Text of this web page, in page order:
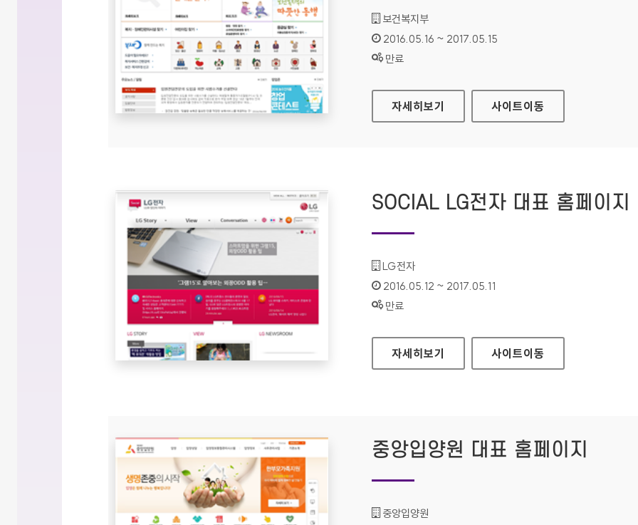
기관명 :
보건복지부
인증기간 :
2016.05.16 ~ 2017.05.15
상태 :
만료
보건복지부 대표 홈페이지
자세히보기 사이트이동
SOCIAL LG전자 대표 홈페이지
기관명 :
LG전자
인증기간 :
2016.05.12 ~ 2017.05.11
상태 :
만료
SOCIAL LG전자 대표 홈페이지
자세히보기 사이트이동
중앙입양원 대표 홈페이지
기관명 :
중앙입양원